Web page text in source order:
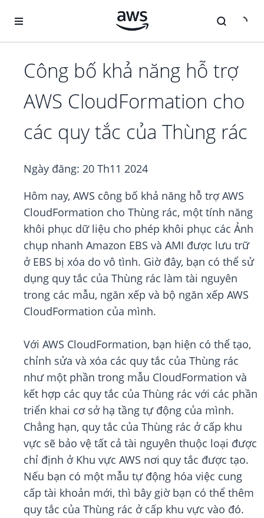
Công bố khả năng hỗ trợ
AWS CloudFormation cho
các quy tắc của Thùng rác
Ngày đăng: 20 Th11 2024
Hôm nay, AWS công bố khả năng hỗ trợ AWS
CloudFormation cho Thùng rác, một tính năng
khôi phục dữ liệu cho phép khôi phục các Ảnh
chụp nhanh Amazon EBS và AMI được lưu trữ
ở EBS bị xóa do vô tình. Giờ đây, bạn có thể sử
dụng quy tắc của Thùng rác làm tài nguyên
trong các mẫu, ngăn xếp và bộ ngăn xếp AWS
CloudFormation của mình.
Với AWS CloudFormation, bạn hiện có thể tạo,
chỉnh sửa và xóa các quy tắc của Thùng rác
như một phần trong mẫu CloudFormation và
kết hợp các quy tắc của Thùng rác với các phần
triển khai cơ sở hạ tầng tự động của mình.
Chẳng hạn, quy tắc của Thùng rác ở cấp khu
vực sẽ bảo vệ tất cả tài nguyên thuộc loại được
chỉ định ở Khu vực AWS nơi quy tắc được tạo.
Nếu bạn có một mẫu tự động hóa việc cung
cấp tài khoản mới, thì bây giờ bạn có thể thêm
quy tắc của Thùng rác ở cấp khu vực vào đó.